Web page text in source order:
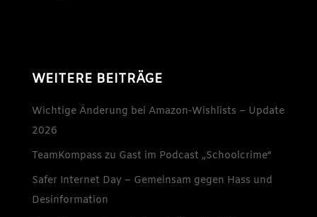
WEITERE BEITRÄGE
Wichtige Änderung bei Amazon-Wishlists – Update
2026
TeamKompass zu Gast im Podcast „Schoolcrime“
Safer Internet Day – Gemeinsam gegen Hass und
Desinformation